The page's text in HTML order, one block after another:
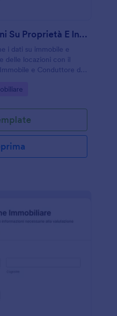
Modulo Informazioni Su Proprietà E Inquilino
i dati su immobile e
delle locazioni con il
e Conduttore di